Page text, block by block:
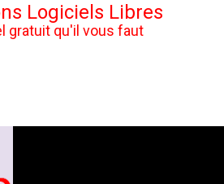
Logiciels Libres
gratuit qu'il vous faut